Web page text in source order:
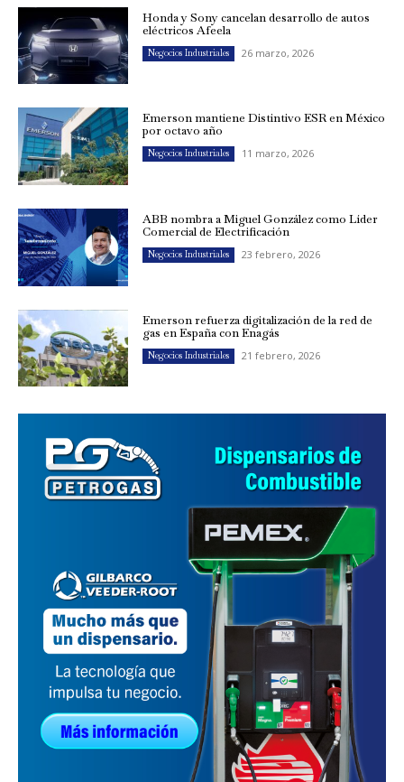
Honda y Sony cancelan desarrollo de autos
eléctricos Afeela
Negocios Industriales 26 marzo, 2026
Emerson mantiene Distintivo ESR en México
por octavo año
Negocios Industriales 11 marzo, 2026
ABB nombra a Miguel González como Líder
Comercial de Electrificación
Negocios Industriales 23 febrero, 2026
Emerson refuerza digitalización de la red de
gas en España con Enagás
Negocios Industriales 21 febrero, 2026